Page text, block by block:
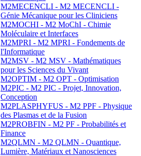
M2MECENCLI - M2 MECENCLI -
Génie Mécanique pour les Cliniciens
M2MOCHI - M2 MoChI - Chimie
Moléculaire et Interfaces
M2MPRI - M2 MPRI - Fondements de
l'Informatique
M2MSV - M2 MSV - Mathématiques
pour les Sciences du Vivant
M2OPTIM - M2 OPT - Optimisation
M2PIC - M2 PIC - Projet, Innovation,
Conception
M2PLASPHYFUS - M2 PPF - Physique
des Plasmas et de la Fusion
M2PROBFIN - M2 PF - Probabilités et
Finance
M2QLMN - M2 QLMN - Quantique,
Lumière, Matériaux et Nanosciences